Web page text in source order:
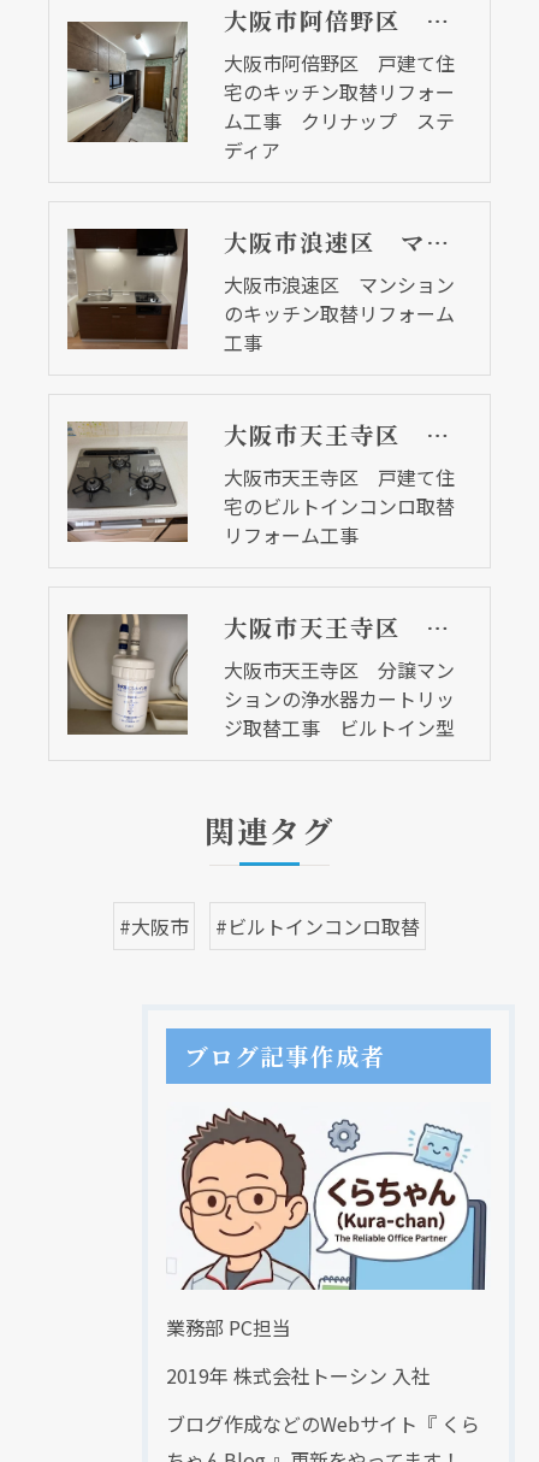
大阪市阿倍野区 戸建て住宅のキッチン取替リフォーム工事 クリナップ ステディア
大阪市阿倍野区 戸建て住
宅のキッチン取替リフォー
ム工事 クリナップ ステ
ディア
大阪市浪速区 マンションのキッチン取替リフォーム工事
大阪市浪速区 マンション
のキッチン取替リフォーム
工事
大阪市天王寺区 戸建て住宅のビルトインコンロ取替リフォーム工事
大阪市天王寺区 戸建て住
宅のビルトインコンロ取替
リフォーム工事
大阪市天王寺区 分譲マンションの浄水器カートリッジ取替工事 ビルトイン型
大阪市天王寺区 分譲マン
ションの浄水器カートリッ
ジ取替工事 ビルトイン型
関連タグ
#大阪市 #ビルトインコンロ取替
ブログ記事作成者
業務部 PC担当
2019年 株式会社トーシン 入社
ブログ作成などのWebサイト『 くら
クリックでチラシのページにジャンプします
クリックでチラシのページにジャンプします